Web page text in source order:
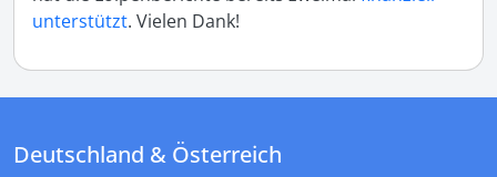
unterstützt. Vielen Dank!
Deutschland & Österreich